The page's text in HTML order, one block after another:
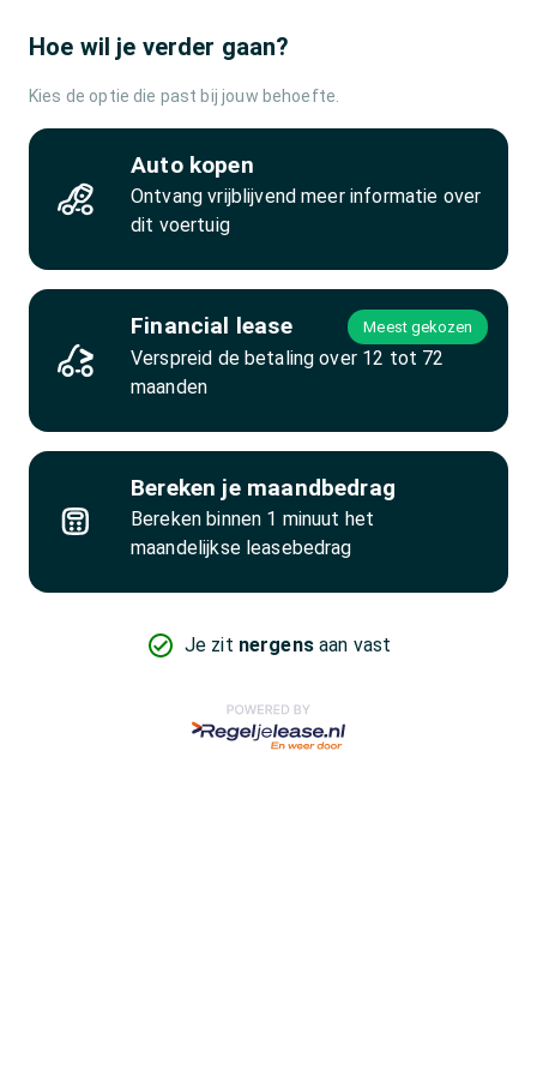
Hoe wil je verder gaan?
Kies de optie die past bij jouw behoefte.
Auto kopen
Ontvang vrijblijvend meer informatie over
dit voertuig
Financial lease Meest gekozen
Verspreid de betaling over 12 tot 72
maanden
Bereken je maandbedrag
Bereken binnen 1 minuut het
maandelijkse leasebedrag
Je zit nergensaan vast